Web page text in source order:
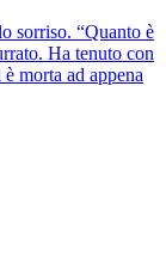
sorriso. “Quanto è
Ha tenuto con
morta ad appena